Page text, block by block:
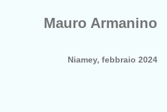
Mauro Armanino
Niamey, febbraio 2024